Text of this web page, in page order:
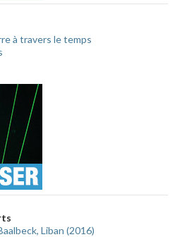
à travers le temps
Liban (2016)